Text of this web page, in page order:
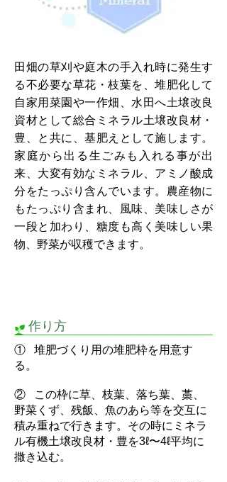
田畑の草刈や庭木の手入れ時に発生す
る不必要な草花・枝葉を、堆肥化して
自家用菜園や一作畑、水田へ土壌改良
資材として総合ミネラル土壌改良材・
豊、と共に、基肥えとして施します。
家庭から出る生ごみも入れる事が出
来、大変有効なミネラル、アミノ酸成
分をたっぷり含んでいます。農産物に
もたっぷり含まれ、風味、美味しさが
一段と加わり、糖度も高く美味しい果
物、野菜が収穫できます。
作り方
① 堆肥づくり用の堆肥枠を用意す
る。
② この枠に草、枝葉、落ち葉、藁、
野菜くず、残飯、魚のあら等を交互に
積み重ねで行きます。その時にミネラ
ル有機土壌改良材・豊を3ℓ〜4ℓ平均に
撒き込む。